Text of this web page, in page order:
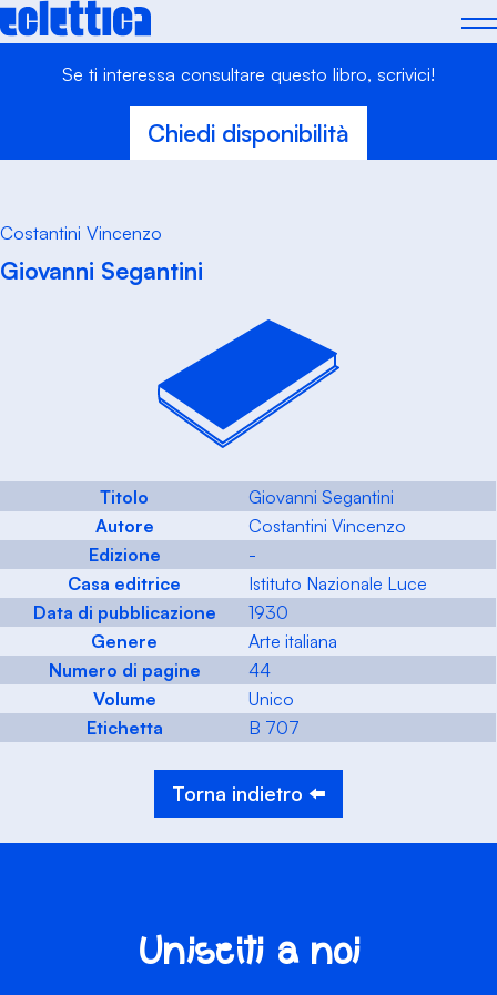
Skip
to
Se ti interessa consultare questo libro, scrivici!
Chiedi disponibilità
Costantini Vincenzo
Giovanni Segantini
Titolo
Giovanni Segantini
Autore
Costantini Vincenzo
Edizione
-
Casa editrice
Istituto Nazionale Luce
Data di pubblicazione
1930
Genere
Arte italiana
Numero di pagine
44
Volume
Unico
Etichetta
B 707
Torna indietro ⬅️
Unisciti a noi